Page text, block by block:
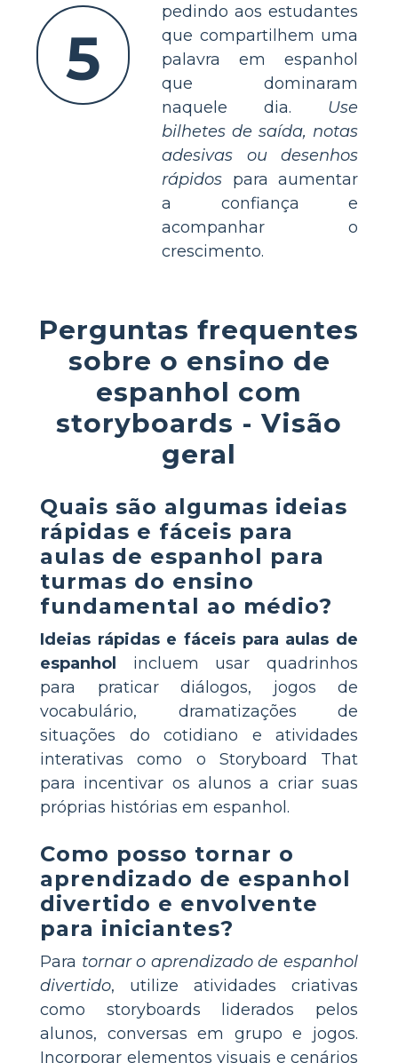
5
pedindo aos estudantes
que compartilhem uma
palavra em espanhol
que dominaram
naquele dia. Use
bilhetes de saída, notas
adesivas ou desenhos
rápidos para aumentar
a confiança e
acompanhar o
crescimento.
Perguntas frequentes
sobre o ensino de
espanhol com
storyboards - Visão
geral
Quais são algumas ideias
rápidas e fáceis para
aulas de espanhol para
turmas do ensino
fundamental ao médio?
Ideias rápidas e fáceis para aulas de
espanhol
incluem usar quadrinhos
para praticar diálogos, jogos de
vocabulário, dramatizações de
situações do cotidiano e atividades
interativas como o Storyboard That
para incentivar os alunos a criar suas
próprias histórias em espanhol.
Como posso tornar o
aprendizado de espanhol
divertido e envolvente
para iniciantes?
Para tornar o aprendizado de espanhol
divertido, utilize atividades criativas
como storyboards liderados pelos
alunos, conversas em grupo e jogos.
Incorporar elementos visuais e cenários